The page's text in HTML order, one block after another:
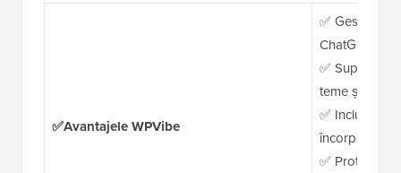
✅Avantajele WPVibe
✅ Gestionați
ChatGPT,
✅ Suportă
teme și SEO
✅ Include 34
încorporate
✅ Protecții